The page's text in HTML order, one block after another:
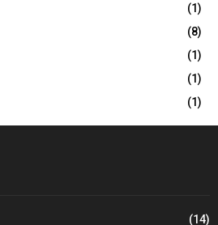
(1)
(8)
(1)
(1)
(1)
(14)